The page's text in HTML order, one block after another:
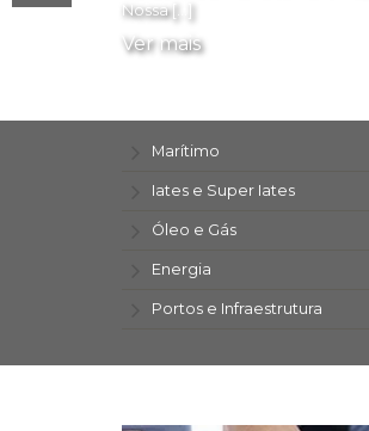
Nossa […]
Ver mais
Marítimo
Iates e Super Iates
Óleo e Gás
Energia
Portos e Infraestrutura